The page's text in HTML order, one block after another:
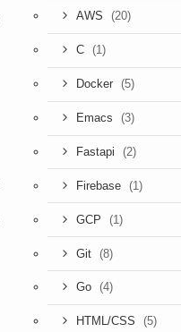
AWS (20)
C (1)
Docker (5)
Emacs (3)
Fastapi (2)
Firebase (1)
GCP (1)
Git (8)
Go (4)
HTML/CSS (5)